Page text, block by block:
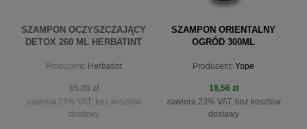
SZAMPON OCZYSZCZAJĄCY
DETOX 260 ML HERBATINT
Producent: Herbatint
65,00 zł
zawiera 23% VAT, bez kosztów
dostawy
SZAMPON ORIENTALNY
OGRÓD 300ML
Producent: Yope
18,56 zł
zawiera 23% VAT, bez kosztów
dostawy